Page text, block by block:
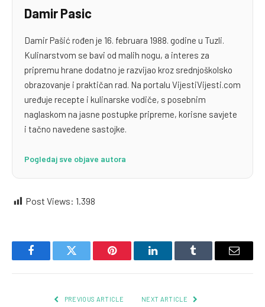
Damir Pasic
Damir Pašić rođen je 16. februara 1988. godine u Tuzli.
Kulinarstvom se bavi od malih nogu, a interes za
pripremu hrane dodatno je razvijao kroz srednjoškolsko
obrazovanje i praktičan rad. Na portalu VijestiVijesti.com
uređuje recepte i kulinarske vodiče, s posebnim
naglaskom na jasne postupke pripreme, korisne savjete
i tačno navedene sastojke.
Pogledaj sve objave autora
Post Views: 1.398
FacebookTwitter Pinterest LinkedInTumblr Email
PREVIOUS ARTICLE NEXT ARTICLE